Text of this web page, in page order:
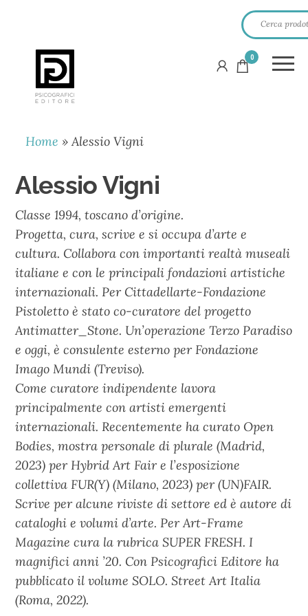
PSICOGRAFICI
EDITORE
0
Home »Alessio Vigni
Alessio Vigni
Classe 1994, toscano d’origine.
Progetta, cura, scrive e si occupa d’arte e
cultura. Collabora con importanti realtà museali
italiane e con le principali fondazioni artistiche
internazionali. Per Cittadellarte-Fondazione
Pistoletto è stato co-curatore del progetto
Antimatter_Stone. Un’operazione Terzo Paradiso
e oggi, è consulente esterno per Fondazione
Imago Mundi (Treviso).
Come curatore indipendente lavora
principalmente con artisti emergenti
internazionali. Recentemente ha curato Open
Bodies, mostra personale di plurale (Madrid,
2023) per Hybrid Art Fair e l’esposizione
collettiva FUR(Y) (Milano, 2023) per (UN)FAIR.
Scrive per alcune riviste di settore ed è autore di
cataloghi e volumi d’arte. Per Art-Frame
Magazine cura la rubrica SUPER FRESH. I
magnifici anni ’20. Con Psicografici Editore ha
pubblicato il volume SOLO. Street Art Italia
(Roma, 2022).